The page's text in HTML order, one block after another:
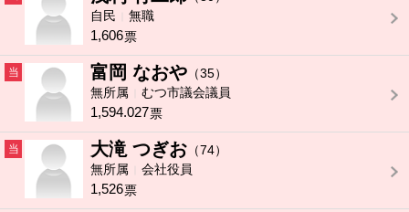
自民
無職
1,606票
当 富岡 なおや （35）
無所属
むつ市議会議員
1,594.027票
当 大滝 つぎお （74）
無所属
会社役員
1,526票